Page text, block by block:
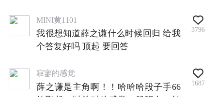
MINI黄1101
我很想知道薛之谦什么时候回归 给我
个答复好吗 顶起 要回答
3796
寂寥的感觉
薛之谦是主角啊！！哈哈哈段子手66
1687